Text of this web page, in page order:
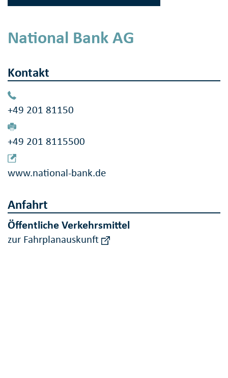
National Bank AG
Kontakt
+49 201 81150
+49 201 8115500
www.national-bank.de
Anfahrt
Öffentliche Verkehrsmittel
zur Fahrplanauskunft